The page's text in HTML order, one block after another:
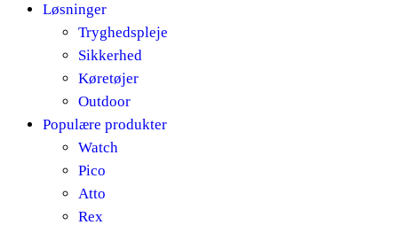
Løsninger
Tryghedspleje
Sikkerhed
Køretøjer
Outdoor
Populære produkter
Watch
Pico
Atto
Rex